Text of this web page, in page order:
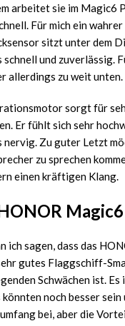
arbeitet sie im Magic6
Für mich ein wahrer
sitzt unter dem
und zuverlässig.
allerdings zu weit unten.
sorgt für
Er fühlt sich sehr
nervig. Zu guter Letzt
zu sprechen
einen kräftigen Klang.
ich sagen, dass das
gutes Flaggschiff-
Schwächen ist.
noch besser
bei, aber die